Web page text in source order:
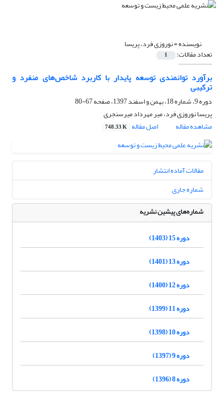
نویسنده =نوروزی فرد، پریسا
تعداد مقالات: 1
برآورد توانمندی توسعه پایدار با کاربرد شاخص‌های منفرد و
ترکیبی
دوره 9، شماره 18، بهمن و اسفند 1397، صفحه
67-80
پریسا نوروزی فرد، میر مهرداد میرسنجری
مشاهده مقاله
اصل مقاله 748.33 K
مقالات آماده انتشار
شماره جاری
شماره‌های پیشین نشریه
دوره 15 (1403)
دوره 13 (1401)
دوره 12 (1400)
دوره 11 (1399)
دوره 10 (1398)
دوره 9 (1397)
دوره 8 (1396)